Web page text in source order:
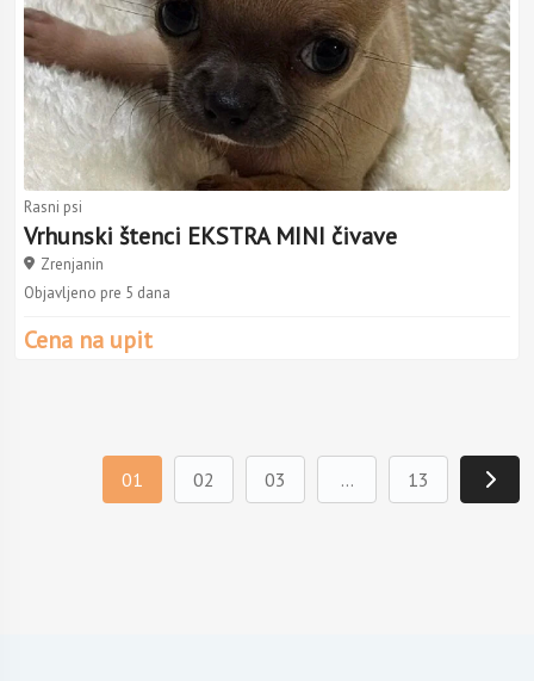
Rasni psi
Vrhunski štenci EKSTRA MINI čivave
Zrenjanin
Objavljeno pre 5 dana
Cena na upit
01 02 03 ... 13